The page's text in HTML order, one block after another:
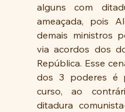
alguns com
ameaçada, pois
demais ministros
via acordos dos
República. Esse
dos 3 poderes é
curso, ao
ditadura